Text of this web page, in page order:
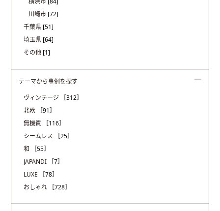
川崎市 [72]
千葉県 [51]
埼玉県 [64]
その他 [1]
テーマから事例を探す
ヴィンテージ
［312］
北欧
［91］
無機質
［116］
シームレス
［25］
和
［55］
JAPANDI
［7］
LUXE
［78］
おしゃれ
［728］